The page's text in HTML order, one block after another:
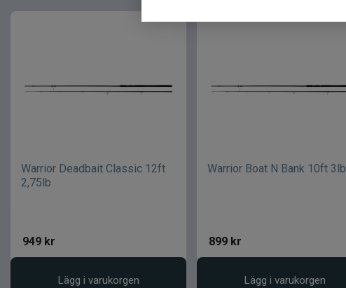
Warrior Deadbait Classic 12ft
2,75lb
949 kr
Lägg i varukorgen
Warrior Boat N Bank 10ft 3lb
899 kr
Lägg i varukorgen